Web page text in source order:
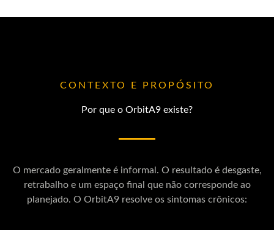
CONTEXTO E PROPÓSITO
Por que o OrbitA9 existe?
O mercado geralmente é informal. O resultado é desgaste,
retrabalho e um espaço final que não corresponde ao
planejado. O OrbitA9 resolve os sintomas crônicos: